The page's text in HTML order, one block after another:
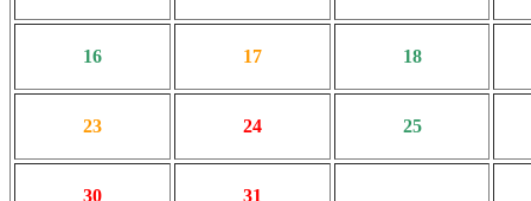
16 17 18
23 24 25
30 31